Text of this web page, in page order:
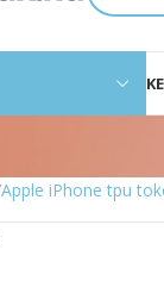
Apple iPhone tpu